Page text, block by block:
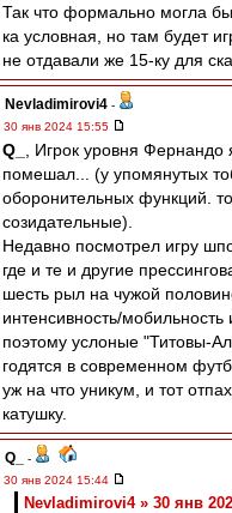
Так что формально могла
ка условная, но там будет
не отдавали же 15-ку для
Nevladimirovi4 -
30 янв 2024 15:55
Q_
, Игрок уровня
помешал... (у упомянутых
оборонительных функций.
созидательные).
Недавно посмотрел игру
где и те и другие
шесть рыл на чужой
интенсивность/мобильность
поэтому услоные "Титовы-
годятся в современном
уж на что уникум, и тот
катушку.
Q_
-
30 янв 2024 15:44
Nevladimirovi4 » 30 янв